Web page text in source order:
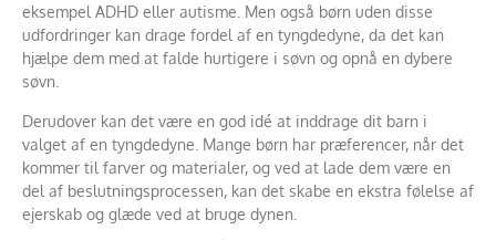
eksempel ADHD eller autisme. Men også børn uden disse
udfordringer kan drage fordel af en tyngdedyne, da det kan
hjælpe dem med at falde hurtigere i søvn og opnå en dybere
søvn.
Derudover kan det være en god idé at inddrage dit barn i
valget af en tyngdedyne. Mange børn har præferencer, når det
kommer til farver og materialer, og ved at lade dem være en
del af beslutningsprocessen, kan det skabe en ekstra følelse af
ejerskab og glæde ved at bruge dynen.